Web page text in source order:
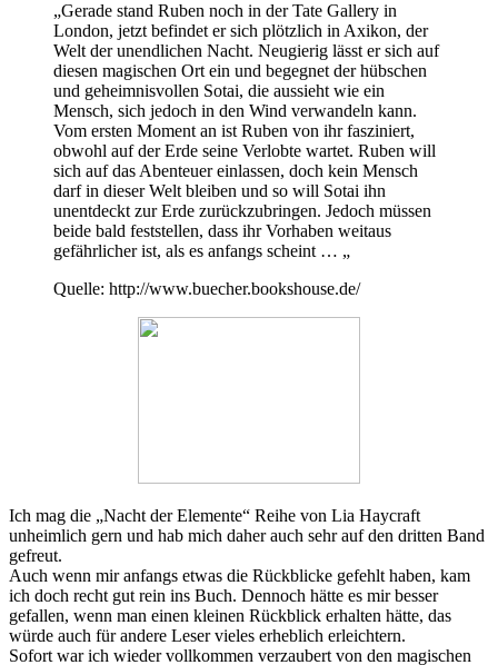
„Gerade stand Ruben noch in der Tate Gallery in
London, jetzt befindet er sich plötzlich in Axikon, der
Welt der unendlichen Nacht. Neugierig lässt er sich auf
diesen magischen Ort ein und begegnet der hübschen
und geheimnisvollen Sotai, die aussieht wie ein
Mensch, sich jedoch in den Wind verwandeln kann.
Vom ersten Moment an ist Ruben von ihr fasziniert,
obwohl auf der Erde seine Verlobte wartet. Ruben will
sich auf das Abenteuer einlassen, doch kein Mensch
darf in dieser Welt bleiben und so will Sotai ihn
unentdeckt zur Erde zurückzubringen. Jedoch müssen
beide bald feststellen, dass ihr Vorhaben weitaus
gefährlicher ist, als es anfangs scheint … „
Quelle: http://www.buecher.bookshouse.de/
Ich mag die „Nacht der Elemente“ Reihe von Lia Haycraft
unheimlich gern und hab mich daher auch sehr auf den dritten Band
gefreut.
Auch wenn mir anfangs etwas die Rückblicke gefehlt haben, kam
ich doch recht gut rein ins Buch. Dennoch hätte es mir besser
gefallen, wenn man einen kleinen Rückblick erhalten hätte, das
würde auch für andere Leser vieles erheblich erleichtern.
Sofort war ich wieder vollkommen verzaubert von den magischen